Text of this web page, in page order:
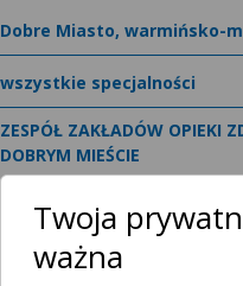
ZESPÓŁ ZAKŁADÓW OPIEKI
DOBRYM MIEŚCIE
GRUNWALDZKA 10B
Mechanicznie Zamawianie
lekarz medycyny ogólnej
Twoja
ważna